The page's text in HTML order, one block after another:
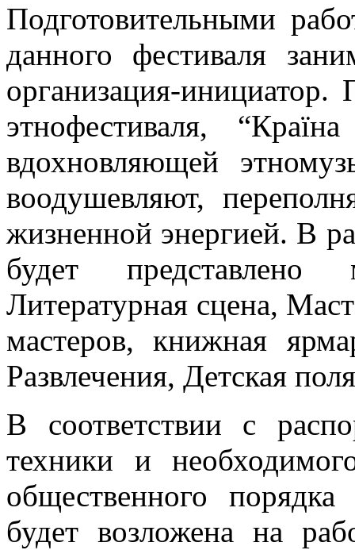
Подготовительными
данного фестиваля
организация-инициатор.
этнофестиваля,
вдохновляющей
воодушевляют,
жизненной энергией. В
будет представлено
Литературная сцена,
мастеров, книжная
Развлечения, Детская
В соответствии с
техники и
общественного
будет возложена на